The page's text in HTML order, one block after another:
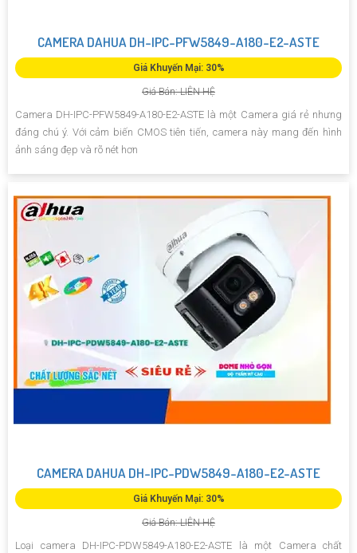
CAMERA DAHUA DH-IPC-PFW5849-A180-E2-ASTE
Giá Khuyến Mại: 30%
Giá Bán: LIÊN HỆ
Camera DH-IPC-PFW5849-A180-E2-ASTE là một Camera giá rẻ nhưng
đáng chú ý. Với cảm biến CMOS tiên tiến, camera này mang đến hình
ảnh sáng đẹp và rõ nét hơn
CAMERA DAHUA DH-IPC-PDW5849-A180-E2-ASTE
Giá Khuyến Mại: 30%
Giá Bán: LIÊN HỆ
Loại camera DH-IPC-PDW5849-A180-E2-ASTE là một Camera chất